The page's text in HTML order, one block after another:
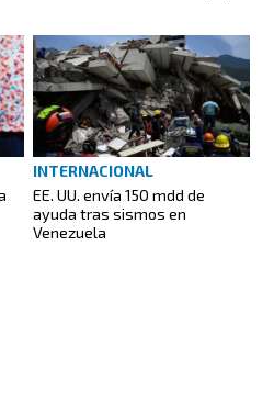
INTERNACIONAL
EE. UU. envía 150 mdd de
ayuda tras sismos en
Venezuela